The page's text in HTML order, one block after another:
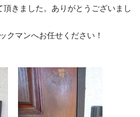
頂きました。ありがとうございまし
クマンへお任せください！